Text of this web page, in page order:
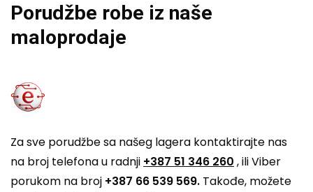
Porudžbe robe iz naše
maloprodaje
Za sve porudžbe sa našeg lagera kontaktirajte nas
na broj telefona u radnji +387 51 346 260 , ili Viber
porukom na broj +387 66 539 569. Takođe, možete